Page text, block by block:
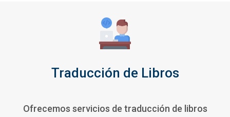
Traducción de Libros
Ofrecemos servicios de traducción de libros